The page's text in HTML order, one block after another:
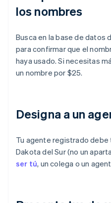
los nombres
Busca en la base de datos
para confirmar que el
haya usado. Si necesitas
un nombre por $25.
Designa a un
Tu agente registrado debe
Dakota del Sur (no un
ser tú, un colega o un